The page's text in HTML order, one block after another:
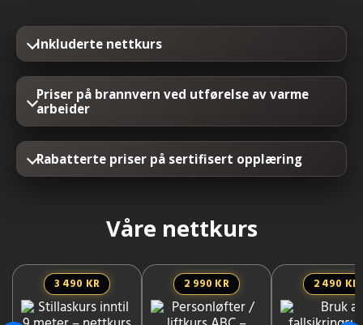
Inkluderte nettkurs
Priser på brannvern ved utførelse av varme
arbeider
Rabatterte priser på sertifisert opplæring
Våre nettkurs
3 490 KR 2 990 KR 2 490 KR